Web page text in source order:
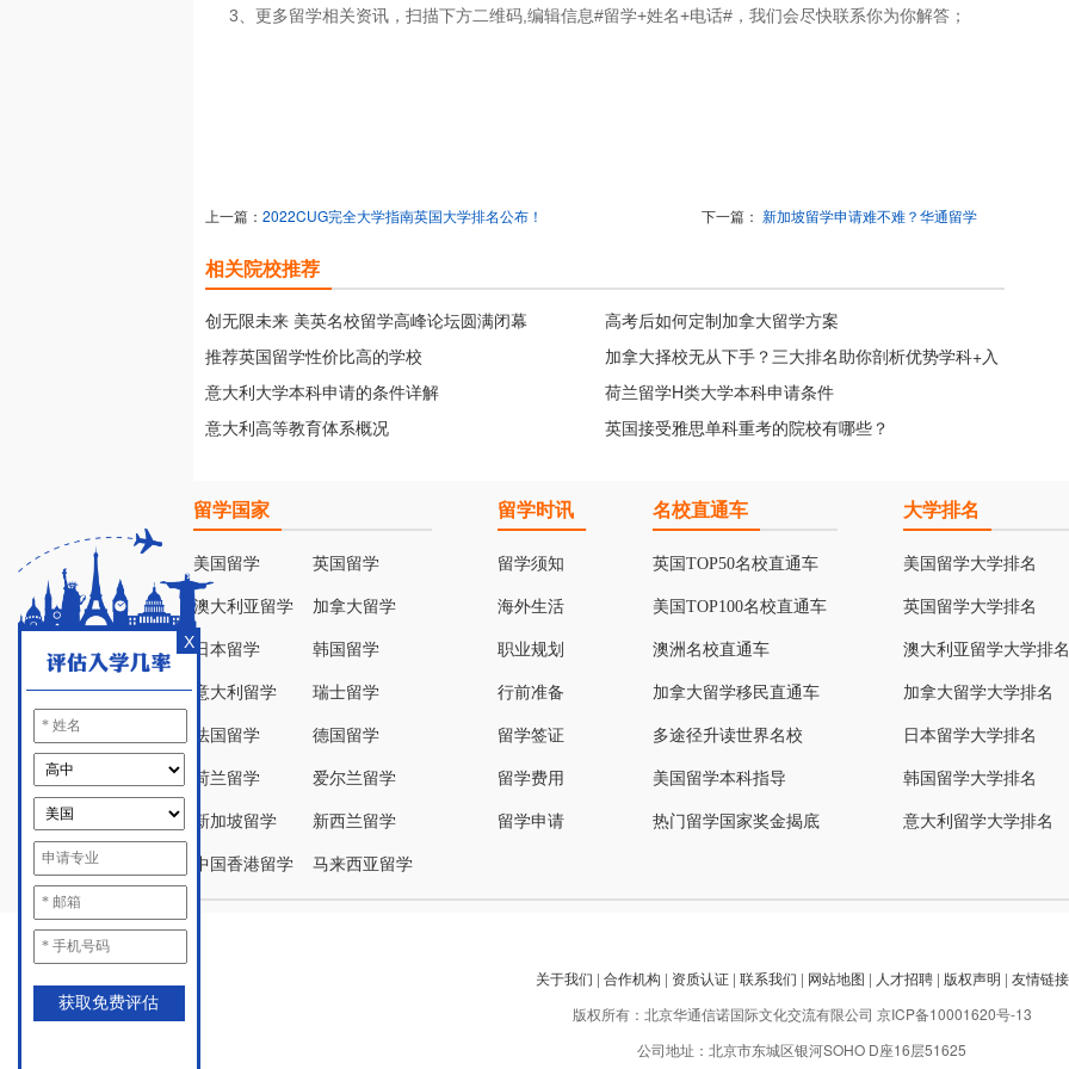
3、更多留学相关资讯，扫描下方二维码,编辑信息#留学+姓名+电话#，我们会尽快联系你为你解答；
上一篇： 2022CUG完全大学指南英国大学排名公布！ 下一篇：新加坡留学申请难不难？华通留学
相关院校推荐
创无限未来 美英名校留学高峰论坛圆满闭幕
高考后如何定制加拿大留学方案
推荐英国留学性价比高的学校
加拿大择校无从下手？三大排名助你剖析优势学科+入
学难度
意大利大学本科申请的条件详解
荷兰留学H类大学本科申请条件
意大利高等教育体系概况
英国接受雅思单科重考的院校有哪些？
X
留学国家
美国留学 英国留学
澳大利亚留学 加拿大留学
日本留学 韩国留学
意大利留学 瑞士留学
法国留学 德国留学
荷兰留学 爱尔兰留学
新加坡留学 新西兰留学
中国香港留学 马来西亚留学
留学时讯
留学须知
海外生活
职业规划
行前准备
留学签证
留学费用
留学申请
名校直通车
英国TOP50名校直通车
美国TOP100名校直通车
澳洲名校直通车
加拿大留学移民直通车
多途径升读世界名校
美国留学本科指导
热门留学国家奖金揭底
大学排名
美国留学大学排名
英国留学大学排名
澳大利亚留学大学排名
加拿大留学大学排名
日本留学大学排名
韩国留学大学排名
意大利留学大学排名
关于我们 | 合作机构 | 资质认证| 联系我们 | 网站地图 | 人才招聘| 版权声明 | 友情链接
版权所有：北京华通信诺国际文化交流有限公司 京ICP备10001620号-13
公司地址：北京市东城区银河SOHO D座16层51625